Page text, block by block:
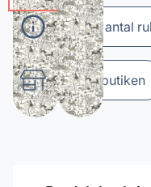
Beräkna antal
Hitta till butiken